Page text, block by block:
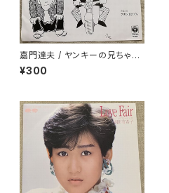
嘉門達夫 / ヤンキーの兄ちゃん
のうた
¥300